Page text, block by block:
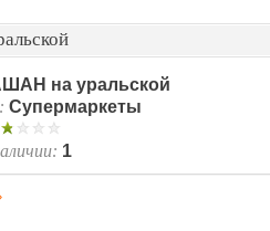
на уральской
Супермаркеты
1